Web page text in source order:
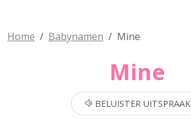
Home Babynamen Mine
Mine
BELUISTER UITSPRAAK